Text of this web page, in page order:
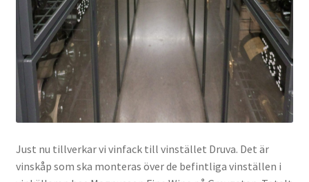
Just nu tillverkar vi vinfack till vinstället Druva. Det är
vinskåp som ska monteras över de befintliga vinställen i